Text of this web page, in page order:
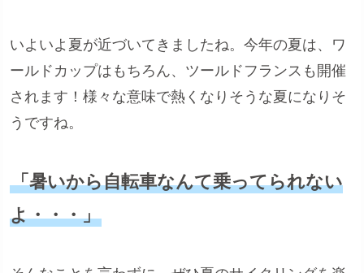
いよいよ夏が近づいてきましたね。今年の夏は、ワ
ールドカップはもちろん、ツールドフランスも開催
されます！様々な意味で熱くなりそうな夏になりそ
うですね。
「暑いから自転車なんて乗ってられない
よ・・・」